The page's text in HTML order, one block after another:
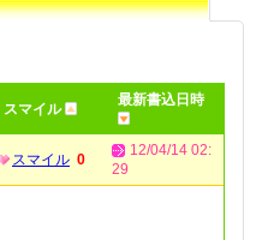
スマイル
最新書込日時
スマイル 0
12/04/14 02:
29